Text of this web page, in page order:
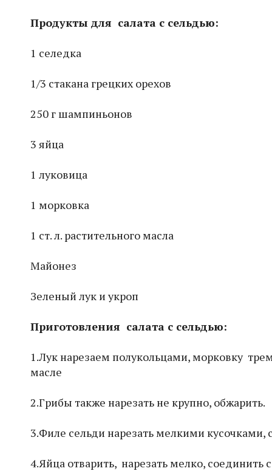
Продукты для салата с сельдью:
1 селедка
1/3 стакана грецких орехов
250 г шампиньонов
3 яйца
1 луковица
1 морковка
1 ст. л. растительного масла
Майонез
Зеленый лук и укроп
Приготовления салата с сельдью:
1.Лук нарезаем полукольцами, морковку
масле
2.Грибы также нарезать не крупно, обжарить.
3.Филе сельди нарезать мелкими
4.Яйца отварить, нарезать мелко, соединить